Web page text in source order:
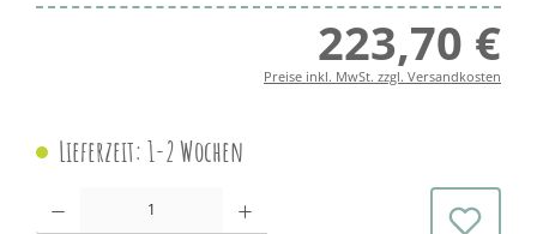
223,70 €
Preise inkl. MwSt. zzgl. Versandkosten
Lieferzeit: 1-2 Wochen
Produkt Anzahl: Gib den gewünschten Wert ein oder benutze die